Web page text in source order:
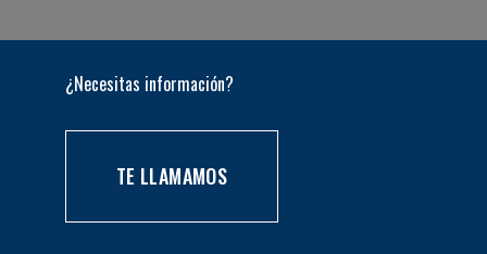
¿Necesitas información?
TE LLAMAMOS